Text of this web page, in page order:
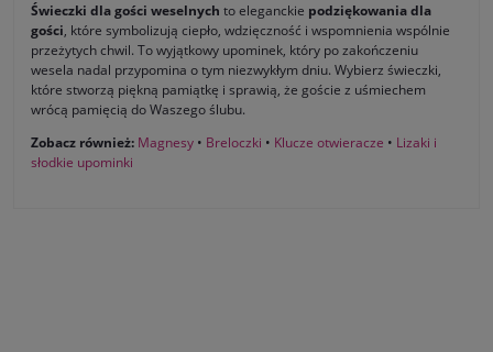
Świeczki dla gości weselnych to eleganckie podziękowania dla
gości, które symbolizują ciepło, wdzięczność i wspomnienia wspólnie
przeżytych chwil. To wyjątkowy upominek, który po zakończeniu
wesela nadal przypomina o tym niezwykłym dniu. Wybierz świeczki,
które stworzą piękną pamiątkę i sprawią, że goście z uśmiechem
wrócą pamięcią do Waszego ślubu.
Zobacz również: Magnesy • Breloczki • Klucze otwieracze • Lizaki i
słodkie upominki